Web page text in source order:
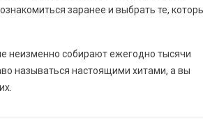
заранее и выбрать те,
неизменно собирают ежегодно тысячи
называться настоящими хитами, а вы